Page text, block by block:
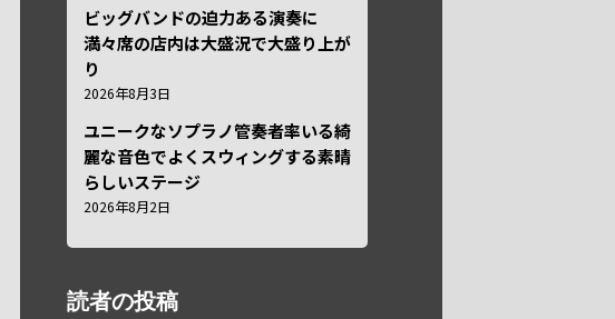
ビッグバンドの迫力ある演奏に
満々席の店内は大盛況で大盛り上が
り
2026年8月3日
ユニークなソプラノ管奏者率いる綺
麗な音色でよくスウィングする素晴
らしいステージ
2026年8月2日
読者の投稿